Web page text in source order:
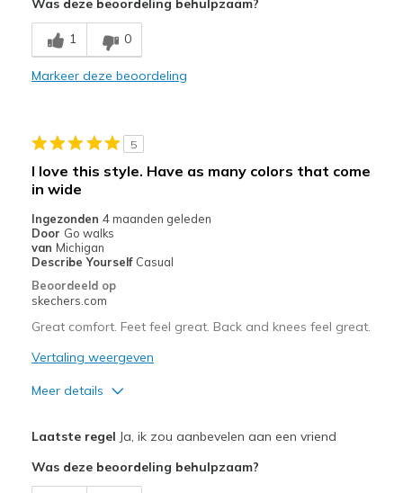
Tighter fit
Width
Was deze beoordeling behulpzaam?
1 0
Markeer deze beoordeling
5
I love this style. Have as many colors that come
in wide
Ingezonden 4 maanden geleden
Door Go walks
van Michigan
Describe Yourself Casual
Beoordeeld op
skechers.com
Great comfort. Feet feel great. Back and knees feel great.
Vertaling weergeven
Meer details
Comfortable
Laatste regel Ja, ik zou aanbevelen aan een vriend
Was deze beoordeling behulpzaam?